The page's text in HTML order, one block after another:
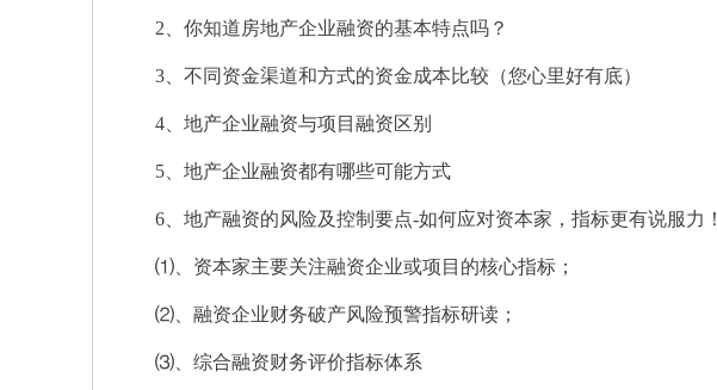
2、你知道房地产企业融资的基本特点吗？
3、不同资金渠道和方式的资金成本比较（您心里好有底）
4、地产企业融资与项目融资区别
5、地产企业融资都有哪些可能方式
6、地产融资的风险及控制要点-如何应对资本家，指标更有说服力！
⑴、资本家主要关注融资企业或项目的核心指标；
⑵、融资企业财务破产风险预警指标研读；
⑶、综合融资财务评价指标体系